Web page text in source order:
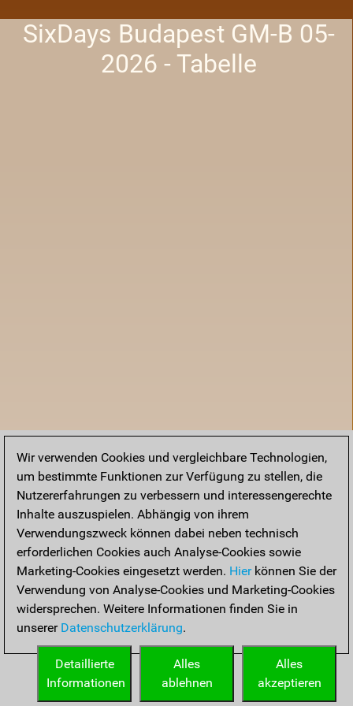
SixDays Budapest GM-B 05-
2026 - Tabelle
Startseite
Wir verwenden Cookies und vergleichbare Technologien,
um bestimmte Funktionen zur Verfügung zu stellen, die
Nutzererfahrungen zu verbessern und interessengerechte
Inhalte auszuspielen. Abhängig von ihrem
Verwendungszweck können dabei neben technisch
erforderlichen Cookies auch Analyse-Cookies sowie
Marketing-Cookies eingesetzt werden. Hierkönnen Sie der
Verwendung von Analyse-Cookies und Marketing-Cookies
widersprechen. Weitere Informationen finden Sie in
unserer Datenschutzerklärung.
Alles
akzeptieren
Alles
ablehnen
Detaillierte
Informationen